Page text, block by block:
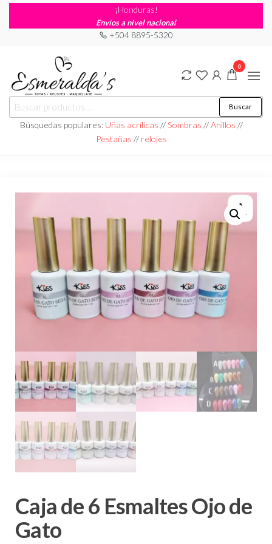
¡Honduras!
Envíos a nivel nacional
+504 8895-5320
Joyería
Esmeraldas
Joyería |
Maquillaje
|
Relojería
Buscar
Búsquedas populares: Uñas acrílicas //Sombras //Anillos //
Pestañas // relojes
0
Caja de 6 Esmaltes Ojo de
Gato